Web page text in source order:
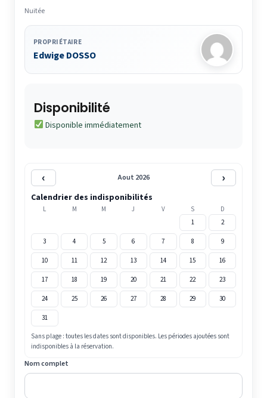
Nuitée
PROPRIÉTAIRE
Edwige DOSSO
Disponibilité
Disponible immédiatement
‹ Aout 2026 ›
Calendrier des indisponibilités
L M M J V S
D
1
2
3 4 5 6 7 8 9
10 11 12 13 14 15 16
17 18 19 20 21 22 23
24 25 26 27 28 29 30
31
Sans plage : toutes les dates sont disponibles. Les périodes ajoutées sont
indisponibles à la réservation.
Nom complet